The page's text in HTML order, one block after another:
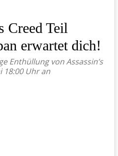
Creed Teil
erwartet dich!
Enthüllung von Assassin’s
18:00 Uhr an